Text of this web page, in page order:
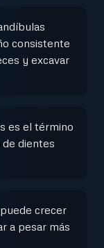
consistente
y excavar
es el término
dientes
crecer
a pesar más